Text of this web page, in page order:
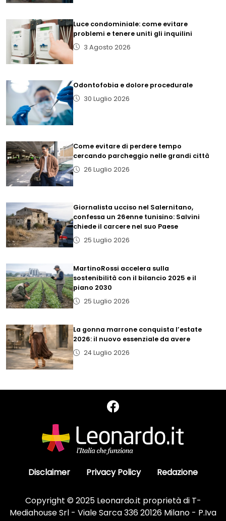
Luce condominiale: come evitare
problemi e tenere uniti gli inquilini
3 Agosto 2026
Odontofobia e dolore procedurale
30 Luglio 2026
Come evitare di perdere tempo
cercando parcheggio nelle grandi città
26 Luglio 2026
Giornalista ucciso nel Salernitano,
confessa un 26enne tunisino: Salvini
chiede il carcere nel suo Paese
25 Luglio 2026
MartinoRossi accelera sulla
sostenibilità con il bilancio 2025 e il
piano 2030
25 Luglio 2026
La gonna marrone conquista l’estate
2026: il nuovo essenziale da avere
24 Luglio 2026
Disclaimer Privacy Policy Redazione
Copyright © 2025 Leonardo.it proprietà di T-
Mediahouse Srl - Viale Sarca 336 20126 Milano - P.Iva